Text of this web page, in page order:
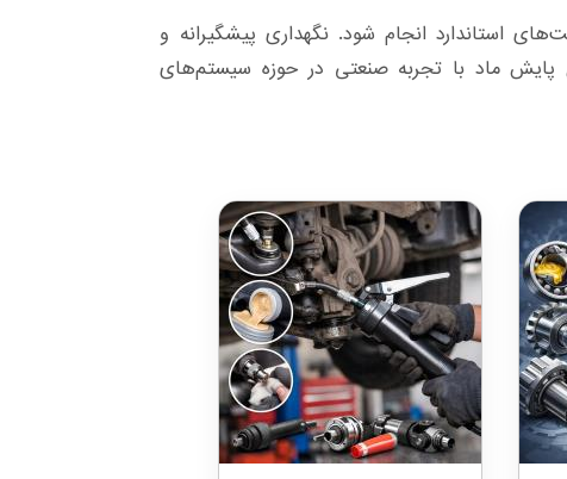
انجام شود. نگهداری پیشگیرانه و
ماد با تجربه صنعتی در حوزه سیستم‌های